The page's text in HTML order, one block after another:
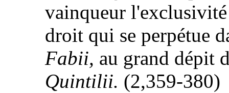
vainqueur
droit qui se perpétue
Fabii, au grand dépit
Quintilii. (2,359-380)